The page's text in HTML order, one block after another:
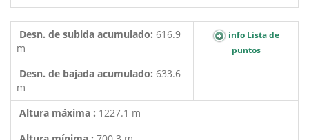
Desn. de subida acumulado: 616.9
m
info Lista de
puntos
Desn. de bajada acumulado: 633.6
m
Altura máxima : 1227.1 m